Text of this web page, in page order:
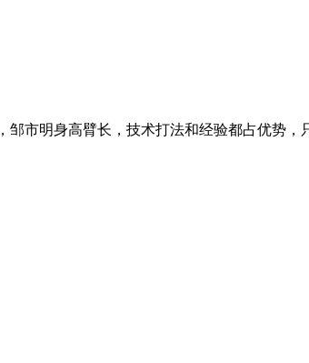
市明身高臂长，技术打法和经验都占优势，